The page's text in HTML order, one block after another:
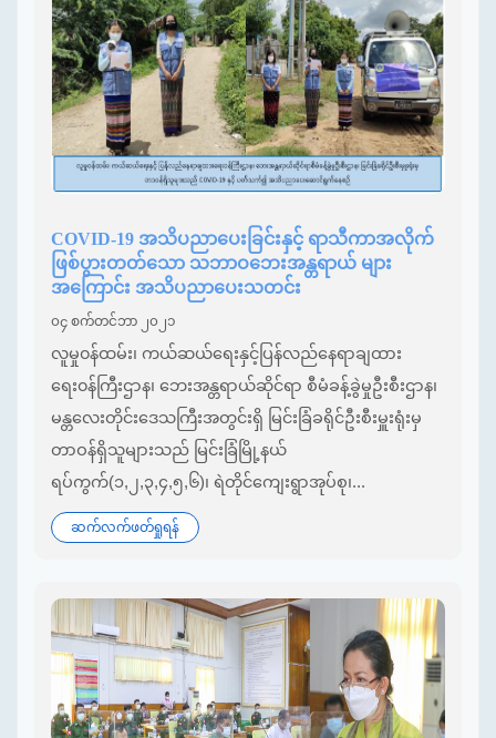
COVID-19 အသိပညာပေးခြင်းနှင့် ရာသီကာအလိုက်
ဖြစ်ပွားတတ်သော ‌သဘာဝဘေးအန္တရာယ် များ
အကြောင်း အသိပညာပေးသတင်း
၀၄ စက်တင်ဘာ ၂၀၂၁
လူမှု၀န်ထမ်း၊ ကယ်ဆယ်ရေးနှင့်ပြန်လည်နေရာချထား
ရေး၀န်ကြီးဌာန၊ ဘေးအန္တရာယ်ဆိုင်ရာ စီမံခန့်ခွဲမှုဦးစီးဌာန၊
မန္တလေးတိုင်း‌ဒေသကြီးအတွင်းရှိ မြင်းခြံခရိုင်ဦးစီးမှူးရုံးမှ
တာဝန်ရှိသူများသည် မြင်းခြံမြို့နယ်
ရပ်ကွက်(၁,၂,၃,၄,၅,၆)၊ ရဲတိုင်ကျေးရွာအုပ်စု၊...
ဆက်လက်ဖတ်ရှုရန်